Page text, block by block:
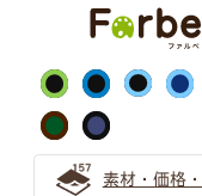
キャメル
の選び方
上品な大人の人気色
素材・価格